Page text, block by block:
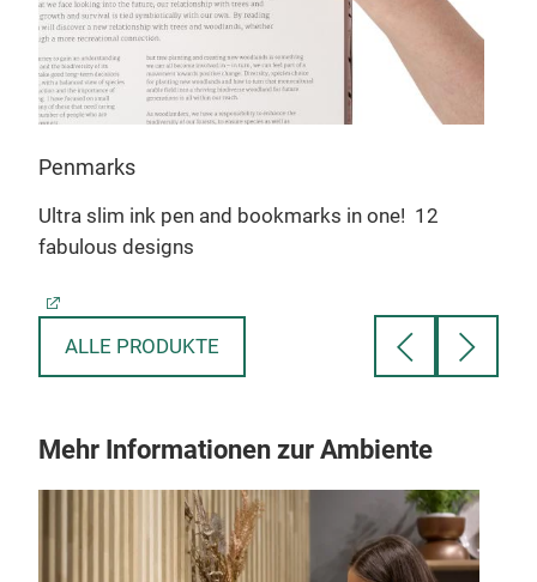
Penmarks
Ultra slim ink pen and bookmarks in one! 12
fabulous designs
ALLE PRODUKTE
Mehr Informationen zur Ambiente